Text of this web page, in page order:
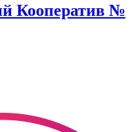
Кооператив №